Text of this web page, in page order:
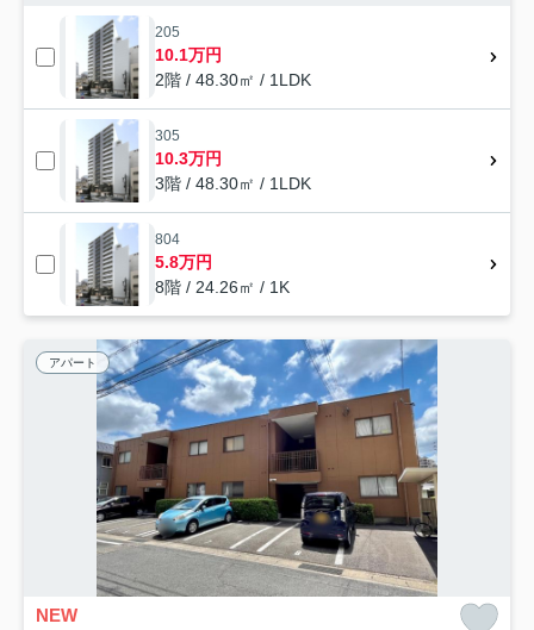
205
10.1万円
2階 / 48.30㎡ / 1LDK
305
10.3万円
3階 / 48.30㎡ / 1LDK
804
5.8万円
8階 / 24.26㎡ / 1K
アパート
NEW